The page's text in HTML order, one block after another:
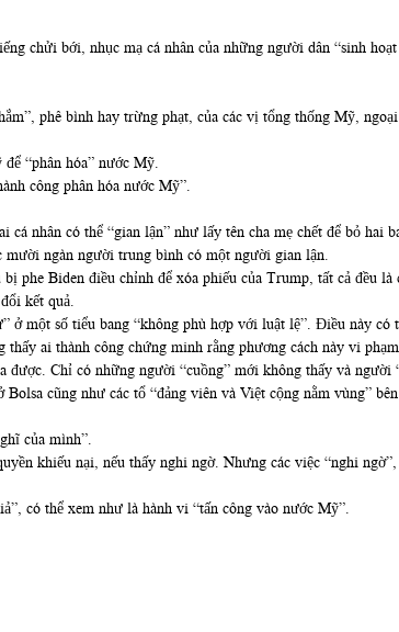
chửi bới, nhục mạ cá nhân của những người dân “sinh
phê bình hay trừng phạt, của các vị tổng thống Mỹ,
“phân hóa” nước Mỹ.
công phân hóa nước Mỹ”.
nhân có thể “gian lận” như lấy tên cha mẹ chết để bỏ hai
ngàn người trung bình có một người gian lận.
phe Biden điều chỉnh để xóa phiếu của Trump, tất cả đều là
kết quả.
ở một số tiểu bang “không phù hợp với luật lệ”. Điều này
ai thành công chứng minh rằng phương cách này vi
được. Chỉ có những người “cuồng” mới không thấy và
Bolsa cũng như các tổ “đảng viên và Việt cộng nằm vùng”
của mình”.
khiếu nại, nếu thấy nghi ngờ. Nhưng các việc “nghi
có thể xem như là hành vi “tấn công vào nước Mỹ”.